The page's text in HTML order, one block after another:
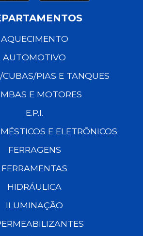
AQUECIMENTO
AUTOMOTIVO
CUBAS/PIAS E TANQUES
E MOTORES
E.P.I.
E ELETRÔNICOS
FERRAGENS
FERRAMENTAS
HIDRÁULICA
ILUMINAÇÃO